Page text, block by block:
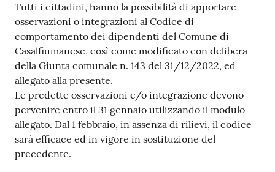
Tutti i cittadini, hanno la possibilità di apportare
osservazioni o integrazioni al Codice di
comportamento dei dipendenti del Comune di
Casalfiumanese, così come modificato con delibera
della Giunta comunale n. 143 del 31/12/2022, ed
allegato alla presente.
Le predette osservazioni e/o integrazione devono
pervenire entro il 31 gennaio utilizzando il modulo
allegato. Dal 1 febbraio, in assenza di rilievi, il codice
sarà efficace ed in vigore in sostituzione del
precedente.